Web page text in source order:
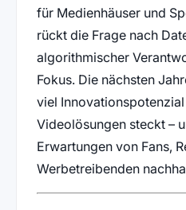
für Medienhäuser und
rückt die Frage nach
algorithmischer
Fokus. Die nächsten
viel
Videolösungen steckt –
Erwartungen von Fans,
Werbetreibenden